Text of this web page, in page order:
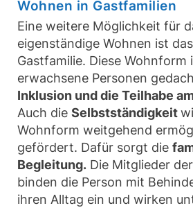
Wohnen in Gastfamilien
Eine weitere Möglichkeit für
eigenständige Wohnen ist
Gastfamilie. Diese Wohnform
erwachsene Personen
Inklusion und die Teilhabe
Auch die Selbstständigkeit
Wohnform weitgehend
gefördert. Dafür sorgt die
Begleitung. Die Mitglieder
binden die Person mit
ihren Alltag ein und wirken